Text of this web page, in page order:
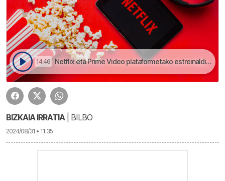
14:46 Netflix eta Prime Video plataformetako estreinaldiak asteon | Aupa Bizkaia
BIZKAIA IRRATIA| BILBO
2024/08/31 • 11:35